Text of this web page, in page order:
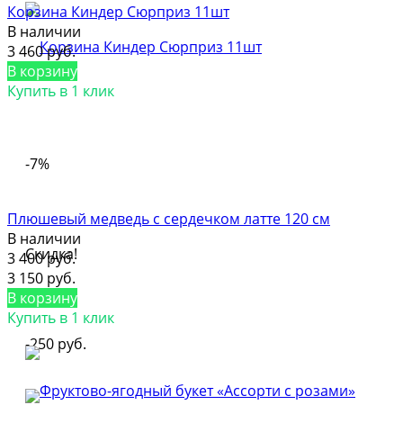
Корзина Киндер Сюрприз 11шт
В наличии
3 460 руб.
В корзину
Купить в 1 клик
-7%
Скидка!
-250 руб.
Плюшевый медведь с сердечком латте 120 см
В наличии
3 400 руб.
3 150 руб.
В корзину
Купить в 1 клик